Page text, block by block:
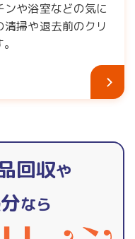
や浴室などの気に
掃や退去前のクリ
回収や
なら